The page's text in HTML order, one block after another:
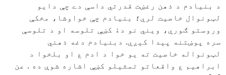
د بنيادم د ذهن رغښت قدرتي داسې دے چې دايو
لټونوال خاصيت لري؛ بنيادم چې خواوشا، مخکې
وروستو ګوري، ويني نو دۀ کښې تلوسه او د تلوسې
سره پوښتنه پېدا کېږي. دبنيادم دغه ذهني
لټونواله خاصيت ته يو خوا د ادم ع او بلخوا د
ابراهيم ع واقعاتو تمثيلو کښې اشاره شوې ده . عن